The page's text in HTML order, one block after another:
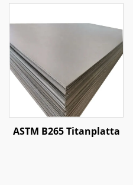
ASTM B265 Titanplatta